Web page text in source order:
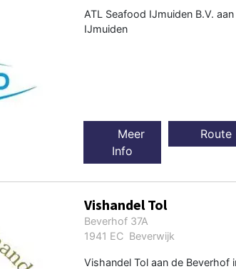
ATL Seafood IJmuiden B.V.
IJmuiden
Meer
Info
Route
Vishandel Tol
Beverhof 37A
1941 EC Beverwijk
Vishandel Tol aan de Beverhof